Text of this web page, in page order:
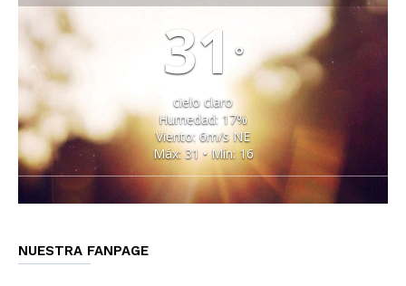
31 °
cielo claro
Humedad: 17%
Viento: 6m/s NE
Máx: 31 • Mín: 16
NUESTRA FANPAGE